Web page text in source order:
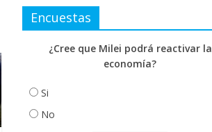
Encuestas
¿Cree que Milei podrá reactivar la
economía?
Si
No